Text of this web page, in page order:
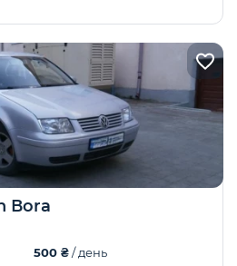
Воra
500 ₴/ день